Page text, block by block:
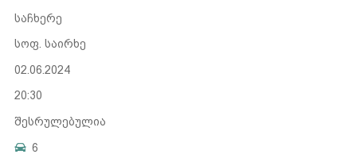
საჩხერე
სოფ. საირხე
02.06.2024
20:30
შესრულებულია
6